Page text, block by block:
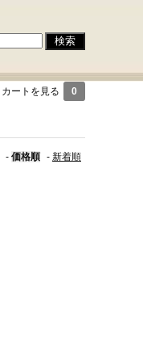
カートを見る 0
- 価格順 - 新着順